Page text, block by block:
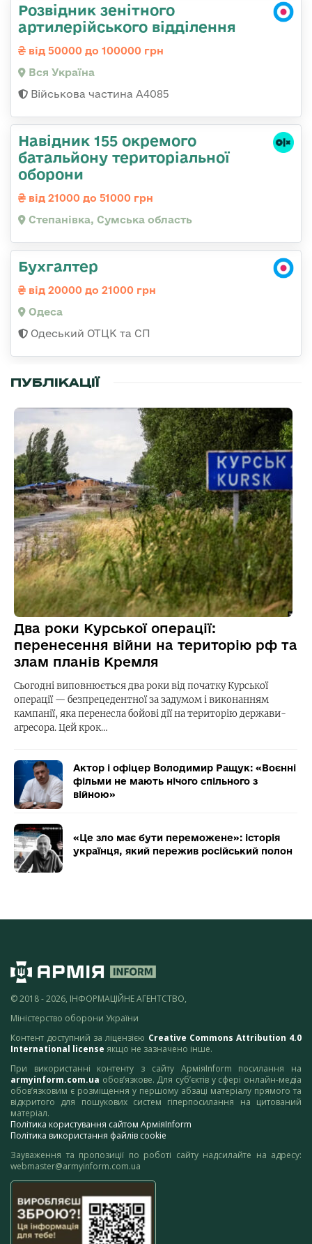
Розвідник зенітного
артилерійського відділення
від 50000 до 100000 грн
Вся Україна
Військова частина А4085
Навідник 155 окремого
батальйону територіальної
оборони
від 21000 до 51000 грн
Степанівка, Сумська область
Бухгалтер
від 20000 до 21000 грн
Одеса
Одеський ОТЦК та СП
ПУБЛІКАЦІЇ
Два роки Курської операції:
перенесення війни на територію рф та
злам планів Кремля
Сьогодні виповнюється два роки від початку Курської
операції — безпрецедентної за задумом і виконанням
кампанії, яка перенесла бойові дії на територію держави-
агресора. Цей крок…
Актор і офіцер Володимир Ращук: «Воєнні
фільми не мають нічого спільного з
війною»
«Це зло має бути переможене»: історія
українця, який пережив російський полон
© 2018 - 2026, ІНФОРМАЦІЙНЕ АГЕНТСТВО,
Міністерство оборони України
Контент доступний за ліцензією Creative Commons Attribution 4.0
International license якщо не зазначено інше.
При використанні контенту з сайту АрміяInform посилання на
armyinform.com.ua обов’язкове. Для суб’єктів у сфері онлайн-медіа
обов’язковим є розміщення у першому абзаці матеріалу прямого та
відкритого для пошукових систем гіперпосилання на цитований
матеріал.
Політика користування сайтом АрміяInform
Політика використання файлів cookie
Зауваження та пропозиції по роботі сайту надсилайте на адресу:
webmaster@armyinform.com.ua